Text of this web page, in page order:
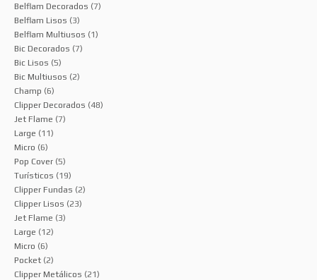
Belflam Decorados (7)
Belflam Lisos (3)
Belflam Multiusos (1)
Bic Decorados (7)
Bic Lisos (5)
Bic Multiusos (2)
Champ (6)
Clipper Decorados (48)
Jet Flame (7)
Large (11)
Micro (6)
Pop Cover (5)
Turísticos (19)
Clipper Fundas (2)
Clipper Lisos (23)
Jet Flame (3)
Large (12)
Micro (6)
Pocket (2)
Clipper Metálicos (21)